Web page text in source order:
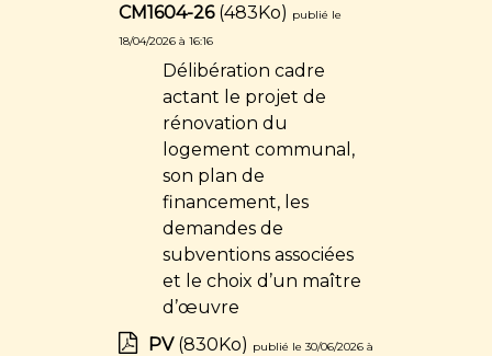
CM1604-26(483Ko) publié le
18/04/2026 à 16:16
Délibération cadre
actant le projet de
rénovation du
logement communal,
son plan de
financement, les
demandes de
subventions associées
et le choix d’un maître
d’œuvre
PV(830Ko) publié le 30/06/2026 à